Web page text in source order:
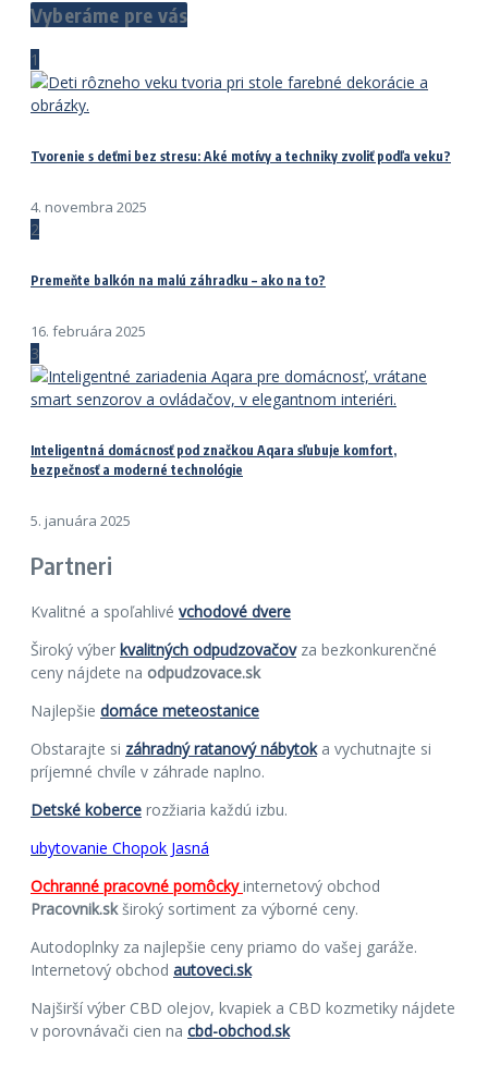
Vyberáme pre vás
1
Tvorenie s deťmi bez stresu: Aké motívy a techniky zvoliť podľa veku?
4. novembra 2025
2
Premeňte balkón na malú záhradku – ako na to?
16. februára 2025
3
Inteligentná domácnosť pod značkou Aqara sľubuje komfort,
bezpečnosť a moderné technológie
5. januára 2025
Partneri
Kvalitné a spoľahlivé vchodové dvere
Široký výber kvalitných odpudzovačovza bezkonkurenčné
ceny nájdete na odpudzovace.sk
Najlepšie domáce meteostanice
Obstarajte si záhradný ratanový nábytoka vychutnajte si
príjemné chvíle v záhrade naplno.
Detské koberce rozžiaria každú izbu.
ubytovanie Chopok Jasná
Ochranné pracovné pomôckyinternetový obchod
Pracovnik.skširoký sortiment za výborné ceny.
Autodoplnky za najlepšie ceny priamo do vašej garáže.
Internetový obchod autoveci.sk
Najširší výber CBD olejov, kvapiek a CBD kozmetiky nájdete
v porovnávači cien na cbd-obchod.sk